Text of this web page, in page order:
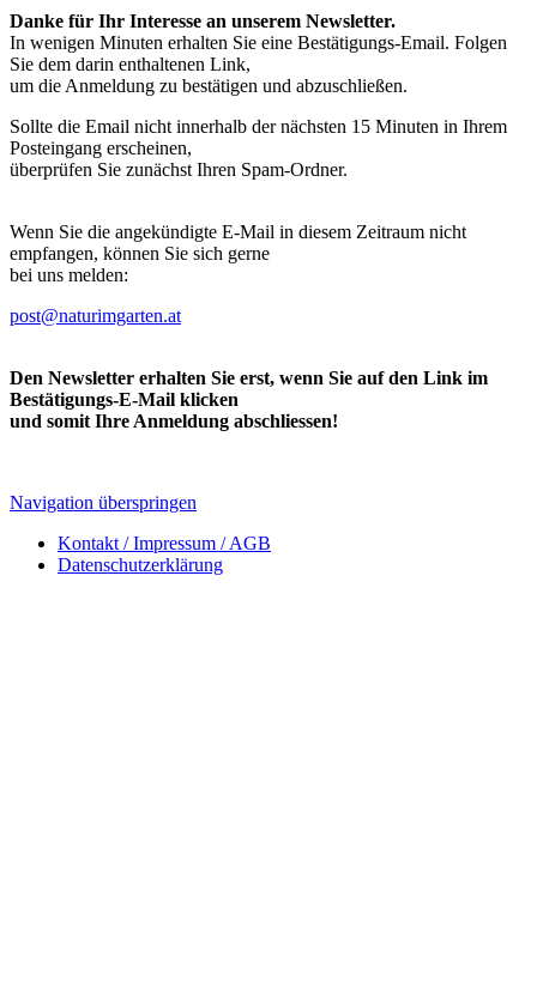
Danke für Ihr Interesse an unserem Newsletter.
In wenigen Minuten erhalten Sie eine Bestätigungs-Email. Folgen
Sie dem darin enthaltenen Link,
um die Anmeldung zu bestätigen und abzuschließen.
Sollte die Email nicht innerhalb der nächsten 15 Minuten in Ihrem
Posteingang erscheinen,
überprüfen Sie zunächst Ihren Spam-Ordner.
Wenn Sie die angekündigte E-Mail in diesem Zeitraum nicht
empfangen, können Sie sich gerne
bei uns melden:
post@naturimgarten.at
Den Newsletter erhalten Sie erst, wenn Sie auf den Link im
Bestätigungs-E-Mail klicken
und somit Ihre Anmeldung abschliessen!
Navigation überspringen
Kontakt / Impressum / AGB
Datenschutzerklärung